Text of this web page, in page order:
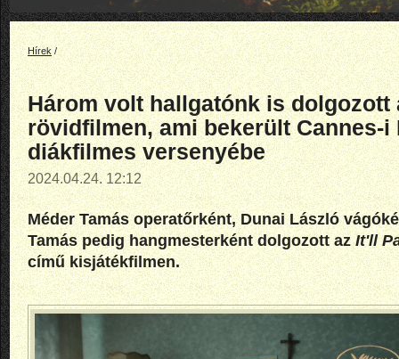
Hírek/
Három volt hallgatónk is dolgozott
rövidfilmen, ami bekerült Cannes-i
diákfilmes versenyébe
2024.04.24. 12:12
Méder Tamásoperatőrként,Dunai László
Tamáspedig hangmesterként dolgozott azIt'll
című kisjátékfilmen.